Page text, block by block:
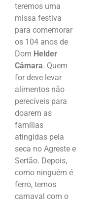
teremos uma
missa festiva
para comemorar
os 104 anos de
Dom Helder
Câmara. Quem
for deve levar
alimentos não
perecíveis para
doarem as
famílias
atingidas pela
seca no Agreste e
Sertão. Depois,
como ninguém é
ferro, temos
carnaval com o